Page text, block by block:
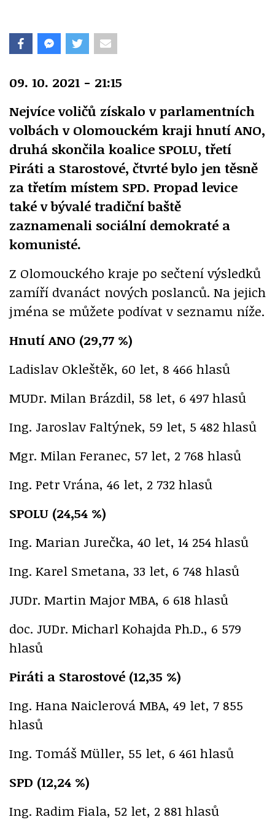
09. 10. 2021 - 21:15
Nejvíce voličů získalo v parlamentních
volbách v Olomouckém kraji hnutí ANO,
druhá skončila koalice SPOLU, třetí
Piráti a Starostové, čtvrté bylo jen těsně
za třetím místem SPD. Propad levice
také v bývalé tradiční baště
zaznamenali sociální demokraté a
komunisté.
Z Olomouckého kraje po sečtení výsledků
zamíří dvanáct nových poslanců. Na jejich
jména se můžete podívat v seznamu níže.
Hnutí ANO (29,77 %)
Ladislav Okleštěk, 60 let, 8 466 hlasů
MUDr. Milan Brázdil, 58 let, 6 497 hlasů
Ing. Jaroslav Faltýnek, 59 let, 5 482 hlasů
Mgr. Milan Feranec, 57 let, 2 768 hlasů
Ing. Petr Vrána, 46 let, 2 732 hlasů
SPOLU (24,54 %)
Ing. Marian Jurečka, 40 let, 14 254 hlasů
Ing. Karel Smetana, 33 let, 6 748 hlasů
JUDr. Martin Major MBA, 6 618 hlasů
doc. JUDr. Micharl Kohajda Ph.D., 6 579
hlasů
Piráti a Starostové (12,35 %)
Ing. Hana Naiclerová MBA, 49 let, 7 855
hlasů
Ing. Tomáš Müller, 55 let, 6 461 hlasů
SPD (12,24 %)
Ing. Radim Fiala, 52 let, 2 881 hlasů